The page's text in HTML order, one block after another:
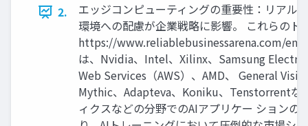
2.
エッジコンピューティングの重要性：リアル
環境への配慮が企業戦略に影響。 これらの
https://www.reliablebusinessarena.com/
は、Nvidia、Intel、Xilinx、Samsung
Web Services（AWS）、AMD、 General
Mythic、Adapteva、Koniku、Tenstorrentな
ィクスなどの分野でのAIアプリケー ション